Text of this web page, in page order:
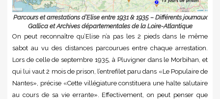
Parcours et arrestations d’Elise entre 1931 & 1935 – Différents journaux
Gallica et Archives départementales de la Loire-Atlantique
On peut reconnaître qu’Elise n’a pas les 2 pieds dans le même
sabot au vu des distances parcourues entre chaque arrestation.
Lors de celle de septembre 1935, à Pluvigner dans le Morbihan, et
qui lui vaut 2 mois de prison, l’entrefilet paru dans «Le Populaire de
Nantes», précise «Cette villégiature constituera une halte salutaire
au cours de sa vie errante». Effectivement, on peut penser que